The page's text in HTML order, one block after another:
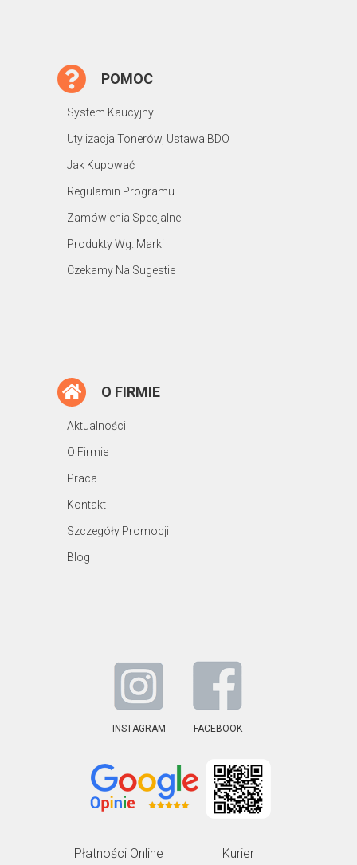
POMOC
System Kaucyjny
Utylizacja Tonerów, Ustawa BDO
Jak Kupować
Regulamin Programu
Zamówienia Specjalne
Produkty Wg. Marki
Czekamy Na Sugestie
O FIRMIE
Aktualności
O Firmie
Praca
Kontakt
Szczegóły Promocji
Blog
INSTAGRAM FACEBOOK
Płatności Online Kurier